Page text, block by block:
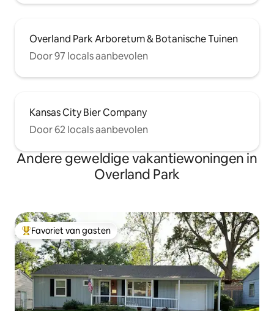
Overland Park Arboretum & Botanische Tuinen
Door 97 locals aanbevolen
Kansas City Bier Company
Door 62 locals aanbevolen
Andere geweldige vakantiewoningen in
Overland Park
Topfavoriet van gasten
Favoriet van gasten